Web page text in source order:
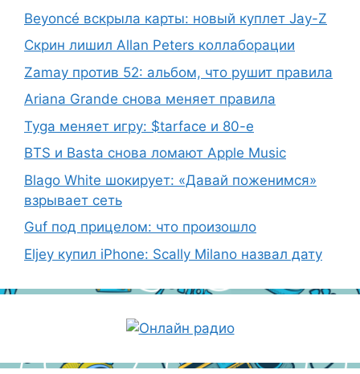
Beyoncé вскрыла карты: новый куплет Jay-Z
Скрин лишил Allan Peters коллаборации
Zamay против 52: альбом, что рушит правила
Ariana Grande снова меняет правила
Tyga меняет игру: $tarface и 80-е
BTS и Basta снова ломают Apple Music
Blago White шокирует: «Давай поженимся»
взрывает сеть
Guf под прицелом: что произошло
Eljey купил iPhone: Scally Milano назвал дату